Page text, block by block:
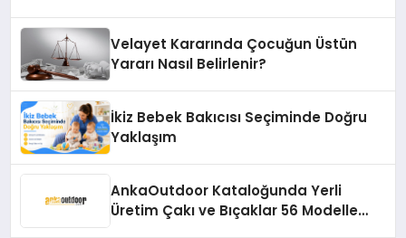
Velayet Kararında Çocuğun Üstün
Yararı Nasıl Belirlenir?
İkiz Bebek Bakıcısı Seçiminde Doğru
Yaklaşım
AnkaOutdoor Kataloğunda Yerli
Üretim Çakı ve Bıçaklar 56 Modelle